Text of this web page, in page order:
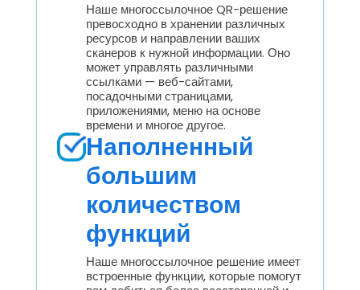
Наше многоссылочное QR-решение
превосходно в хранении различных
ресурсов и направлении ваших
сканеров к нужной информации. Оно
может управлять различными
ссылками — веб-сайтами,
посадочными страницами,
приложениями, меню на основе
времени и многое другое.
Наполненный
большим
количеством
функций
Наше многоссылочное решение имеет
встроенные функции, которые помогут